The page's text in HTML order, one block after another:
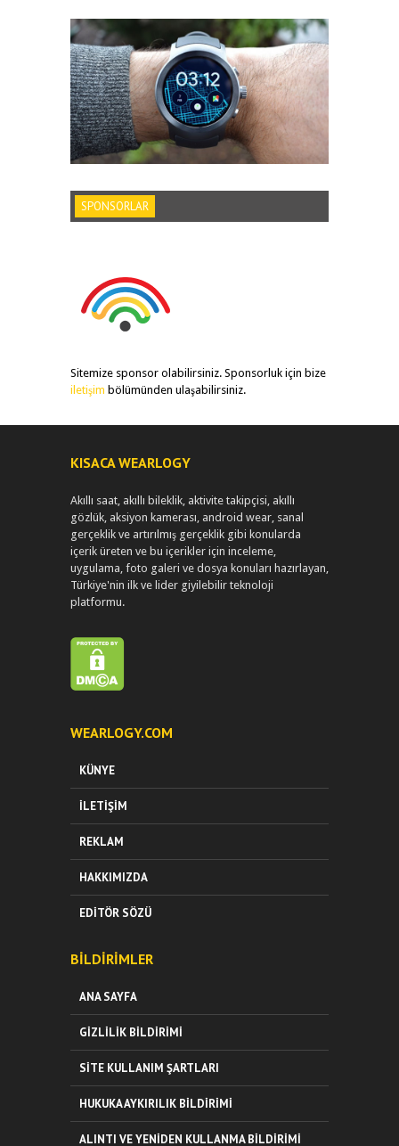
SPONSORLAR
Sitemize sponsor olabilirsiniz. Sponsorluk için bize
iletişim bölümünden ulaşabilirsiniz.
KISACA WEARLOGY
Akıllı saat, akıllı bileklik, aktivite takipçisi, akıllı
gözlük, aksiyon kamerası, android wear, sanal
gerçeklik ve artırılmış gerçeklik gibi konularda
içerik üreten ve bu içerikler için inceleme,
uygulama, foto galeri ve dosya konuları hazırlayan,
Türkiye'nin ilk ve lider giyilebilir teknoloji
platformu.
WEARLOGY.COM
KÜNYE
İLETIŞIM
REKLAM
HAKKIMIZDA
EDITÖR SÖZÜ
BILDIRIMLER
ANA SAYFA
GIZLILIK BILDIRIMI
SITE KULLANIM ŞARTLARI
HUKUKA AYKIRILIK BILDIRIMI
ALINTI VE YENIDEN KULLANMA BILDIRIMI